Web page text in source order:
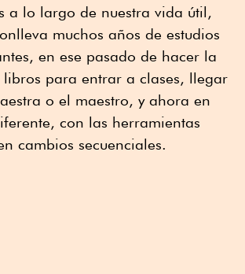
a lo largo de nuestra vida útil,
muchos años de estudios
en ese pasado de hacer la
para entrar a clases, llegar
o el maestro, y ahora en
con las herramientas
cambios secuenciales.